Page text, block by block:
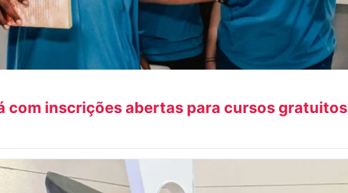
com inscrições abertas para cursos gratuitos